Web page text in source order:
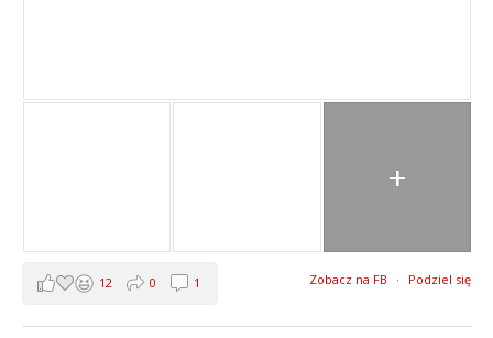
+
Zobacz na FB · Podziel się
12 0 1